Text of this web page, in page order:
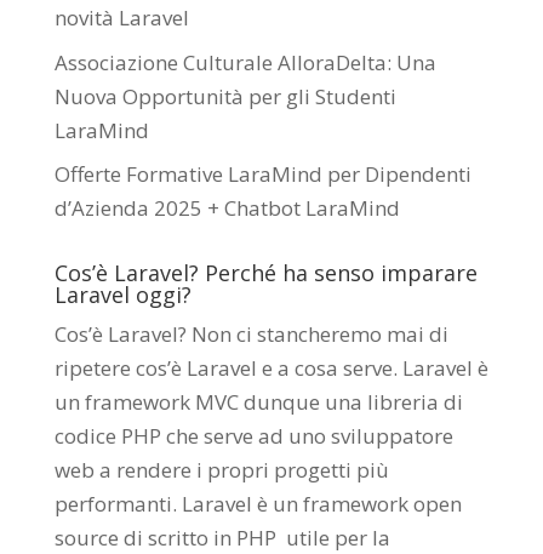
novità Laravel
Associazione Culturale AlloraDelta: Una
Nuova Opportunità per gli Studenti
LaraMind
Offerte Formative LaraMind per Dipendenti
d’Azienda 2025 + Chatbot LaraMind
Cos’è Laravel? Perché ha senso imparare
Laravel oggi?
Cos’è Laravel? Non ci stancheremo mai di
ripetere cos’è Laravel e a cosa serve. Laravel è
un framework MVC dunque una libreria di
codice PHP che serve ad uno sviluppatore
web a rendere i propri progetti più
performanti. Laravel è un framework open
source di scritto in PHP utile per la